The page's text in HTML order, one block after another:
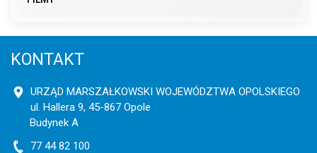
KONTAKT
URZĄD MARSZAŁKOWSKI WOJEWÓDZTWA OPOLSKIEGO
ul. Hallera 9, 45-867 Opole
Budynek A
77 44 82 100